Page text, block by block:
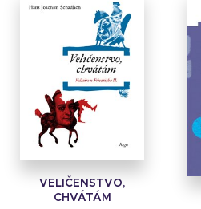
VELIČENSTVO,
CHVÁTÁM